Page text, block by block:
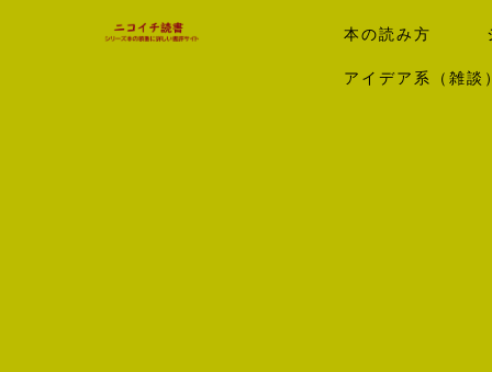
本の読み方
アイデア系（雑談